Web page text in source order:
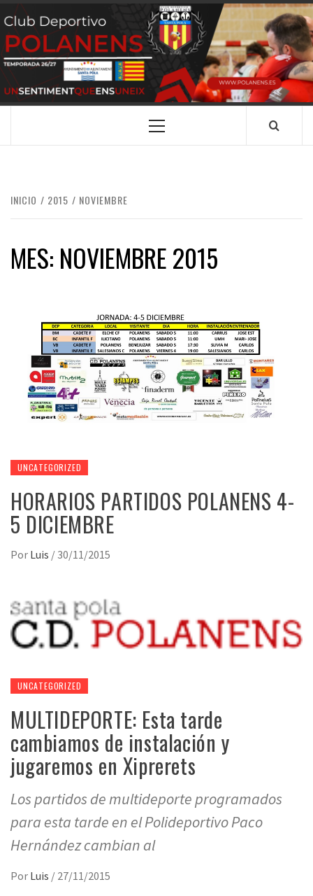
Saltar
al
contenido
CLUB
DEPORTIVO
POLANENS
SANTA POLA
Menú
INICIO 2015 NOVIEMBRE
MES: NOVIEMBRE 2015
UNCATEGORIZED
HORARIOS PARTIDOS POLANENS 4-
5 DICIEMBRE
Por Luis / 30/11/2015
UNCATEGORIZED
MULTIDEPORTE: Esta tarde
cambiamos de instalación y
jugaremos en Xiprerets
Los partidos de multideporte programados
para esta tarde en el Polideportivo Paco
Hernández cambian al
Por Luis / 27/11/2015